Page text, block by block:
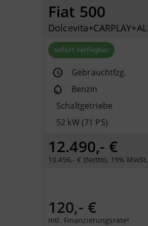
Fiat 500
sofort verfügbar
Gebrauchtfzg.
Benzin
Schaltgetriebe
52 kW (71 PS)
12.490,- €
10.496,- € (Netto), 19% MwSt.
120,- €
mtl. Finanzierungsrate²